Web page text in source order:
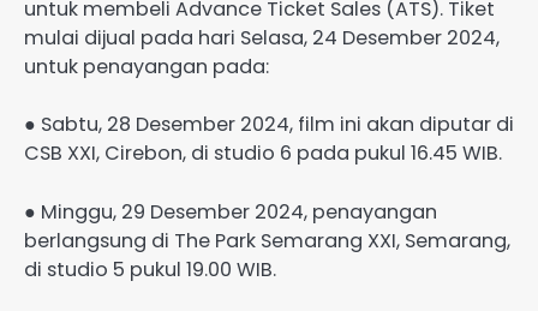
untuk membeli Advance Ticket Sales (ATS). Tiket
mulai dijual pada hari Selasa, 24 Desember 2024,
untuk penayangan pada:
● Sabtu, 28 Desember 2024, film ini akan diputar di
CSB XXI, Cirebon, di studio 6 pada pukul 16.45 WIB.
● Minggu, 29 Desember 2024, penayangan
berlangsung di The Park Semarang XXI, Semarang,
di studio 5 pukul 19.00 WIB.